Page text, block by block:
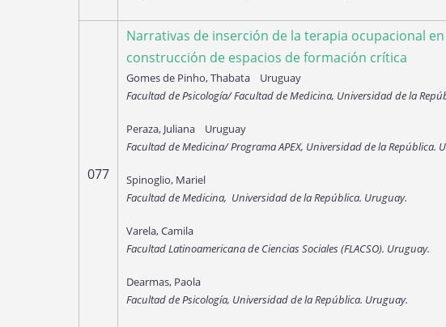
077
Narrativas de inserción de la terapia ocupacional
construcción de espacios de formación crítica
Gomes de Pinho, Thabata Uruguay
Facultad de Psicología/ Facultad de Medicina, Universidad de la
Peraza, Juliana Uruguay
Facultad de Medicina/ Programa APEX, Universidad de la República.
Spinoglio, Mariel
Facultad de Medicina, Universidad de la República. Uruguay.
Varela, Camila
Facultad Latinoamericana de Ciencias Sociales (FLACSO). Uruguay.
Dearmas, Paola
Facultad de Psicología, Universidad de la República. Uruguay.